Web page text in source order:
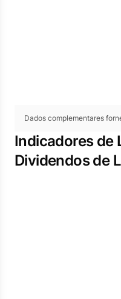
Dados complementares
Indicadores de
Dividendos de